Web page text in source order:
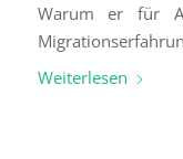
Warum er für
Weiterlesen